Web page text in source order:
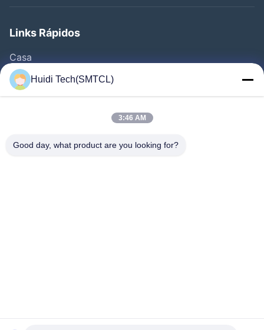
Links Rápidos
Casa
Produtos
Vídeos
Fábrica
Huidi Tech(SMTCL)
3:46 AM
Good day, what product are you looking for?